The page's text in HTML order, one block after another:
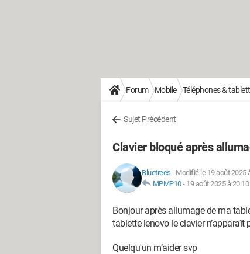
Forum Mobile Téléphones &
Sujet Précédent
Clavier bloqué après
Bluetrees - Modifié le 19 août 2025
MPMP10- 19 août 2025 à 20:10
Bonjour après allumage de ma
tablette lenovo le clavier n’apparaît
Quelqu'un m’aider svp